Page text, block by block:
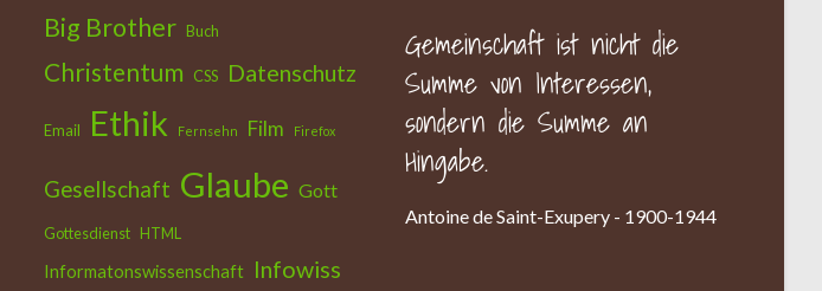
Big Brother Buch
Christentum CSS Datenschutz
Email Ethik Fernsehn Film Firefox
Gesellschaft Glaube Gott
Gottesdienst HTML
Informatonswissenschaft Infowiss
Gemeinschaft ist nicht die
Summe von Interessen,
sondern die Summe an
Hingabe.
Antoine de Saint-Exupery - 1900-1944